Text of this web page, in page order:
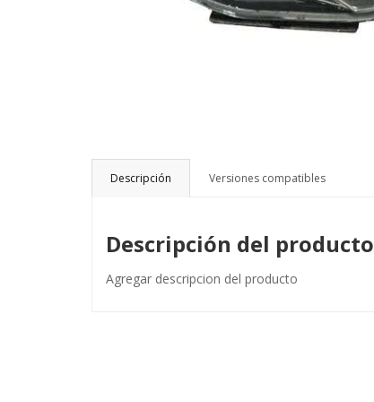
Descripción Versiones compatibles
Descripción del producto
Agregar descripcion del producto